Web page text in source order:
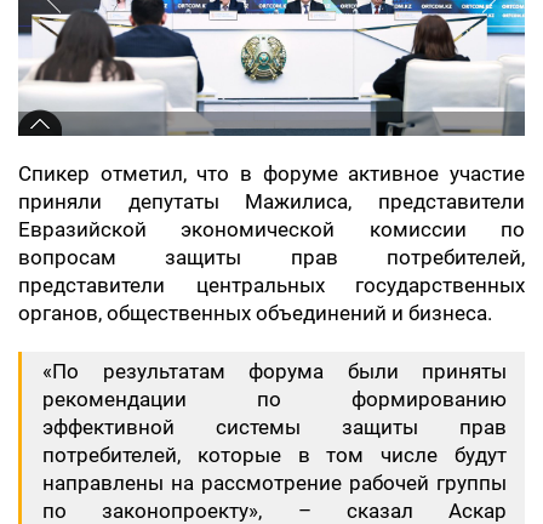
Спикер отметил, что в форуме активное участие
приняли депутаты Мажилиса, представители
Евразийской экономической комиссии по
вопросам защиты прав потребителей,
представители центральных государственных
органов, общественных объединений и бизнеса.
«По результатам форума были приняты
рекомендации по формированию
эффективной системы защиты прав
потребителей, которые в том числе будут
направлены на рассмотрение рабочей группы
по законопроекту», – сказал Аскар